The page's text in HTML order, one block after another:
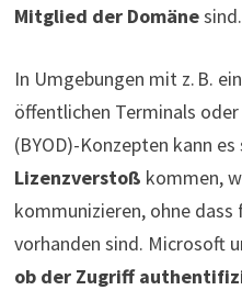
Mitglied der Domänesind.
In Umgebungen mit z. B.
öffentlichen Terminals
(BYOD)-Konzepten kann
Lizenzverstoß kommen,
kommunizieren, ohne
vorhanden sind. Microsoft
ob der Zugriff